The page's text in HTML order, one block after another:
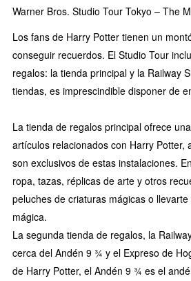
Warner Bros. Studio Tour Tokyo – The
Los fans de Harry Potter tienen un
conseguir recuerdos. El Studio Tour
regalos: la tienda principal y la Railway
tiendas, es imprescindible disponer de
La tienda de regalos principal ofrece
artículos relacionados con Harry Potter,
son exclusivos de estas instalaciones.
ropa, tazas, réplicas de arte y otros
peluches de criaturas mágicas o
mágica.
La segunda tienda de regalos, la
cerca del Andén 9 ¾ y el Expreso de
de Harry Potter, el Andén 9 ¾ es el